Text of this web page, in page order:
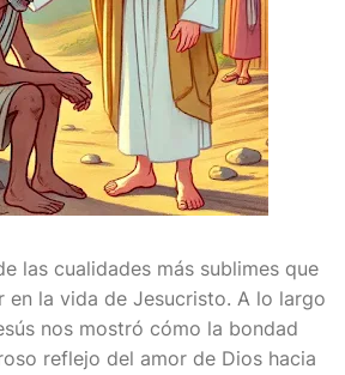
las cualidades más sublimes que
en la vida de Jesucristo. A lo largo
nos mostró cómo la bondad
reflejo del amor de Dios hacia